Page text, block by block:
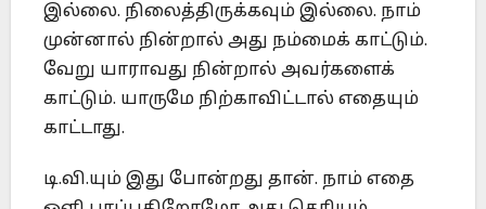
இல்லை. நிலைத்திருக்கவும் இல்லை. நாம்
முன்னால் நின்றால் அது நம்மைக் காட்டும்.
வேறு யாராவது நின்றால் அவர்களைக்
காட்டும். யாருமே நிற்காவிட்டால் எதையும்
காட்டாது.
டி.வி.யும் இது போன்றது தான். நாம் எதை